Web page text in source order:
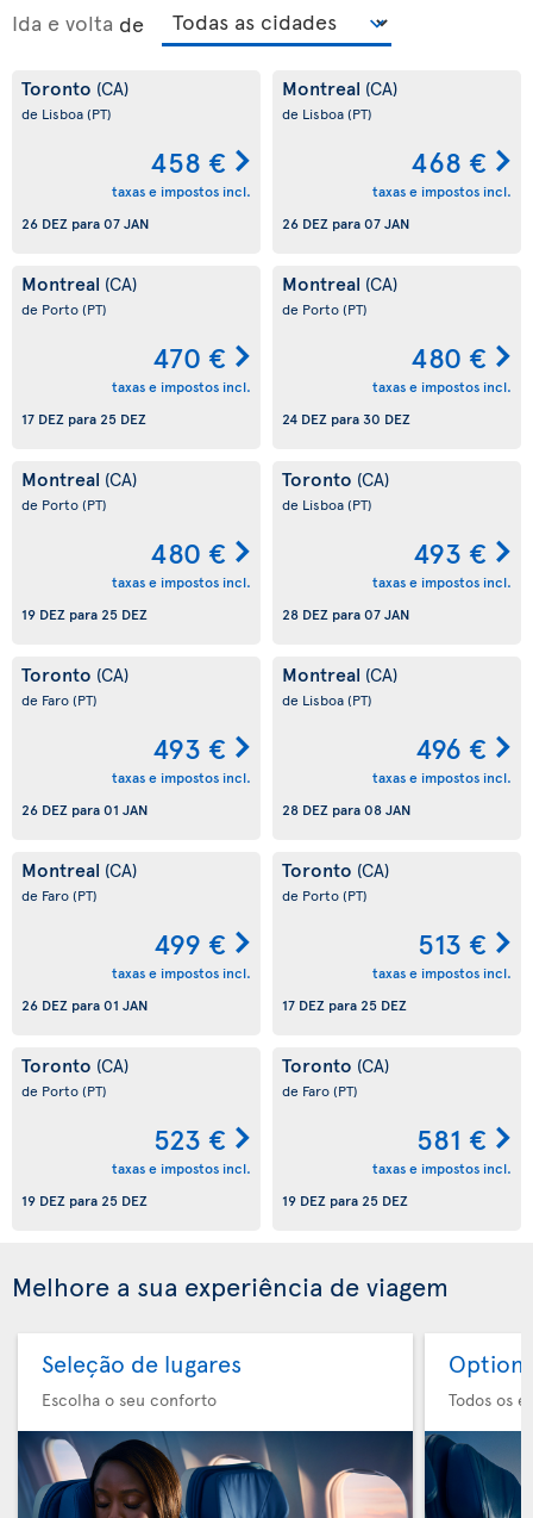
Ida e volta de
Toronto (CA)
de Lisboa(PT)
458 €
taxas e impostos incl.
26 DEZ para07 JAN
Montreal (CA)
de Lisboa(PT)
468 €
taxas e impostos incl.
26 DEZ para07 JAN
Montreal (CA)
de Porto(PT)
470 €
taxas e impostos incl.
17 DEZ para25 DEZ
Montreal (CA)
de Porto(PT)
480 €
taxas e impostos incl.
24 DEZ para 30 DEZ
Montreal (CA)
de Porto(PT)
480 €
taxas e impostos incl.
19 DEZ para25 DEZ
Toronto (CA)
de Lisboa(PT)
493 €
taxas e impostos incl.
28 DEZ para07 JAN
Toronto (CA)
de Faro(PT)
493 €
taxas e impostos incl.
26 DEZ para01 JAN
Montreal (CA)
de Lisboa(PT)
496 €
taxas e impostos incl.
28 DEZ para08 JAN
Montreal (CA)
de Faro(PT)
499 €
taxas e impostos incl.
26 DEZ para01 JAN
Toronto (CA)
de Porto(PT)
513 €
taxas e impostos incl.
17 DEZ para25 DEZ
Toronto (CA)
de Porto(PT)
523 €
taxas e impostos incl.
19 DEZ para25 DEZ
Toronto (CA)
de Faro(PT)
581 €
taxas e impostos incl.
19 DEZ para25 DEZ
Melhore a sua experiência de viagem
Seleção de lugares
Escolha o seu conforto
Option
Todos os